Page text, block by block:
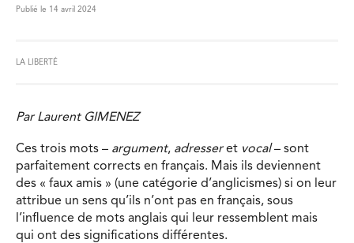
Publié le 14 avril 2024
LA LIBERTÉ
Par Laurent GIMENEZ
Ces trois mots – argument, adresseret vocal– sont
parfaitement corrects en français. Mais ils deviennent
des « faux amis » (une catégorie d’anglicismes) si on leur
attribue un sens qu’ils n’ont pas en français, sous
l’influence de mots anglais qui leur ressemblent mais
qui ont des significations différentes.